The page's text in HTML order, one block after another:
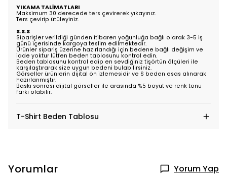
YIKAMA TALİMATLARI
Maksimum 30 derecede ters çevirerek yıkayınız.
Ters çevirip ütüleyiniz.
S.S.S
Siparişler verildiği günden itibaren yoğunluğa bağlı olarak 3-5 iş
günü içerisinde kargoya teslim edilmektedir.
Ürünler sipariş üzerine hazırlandığı için bedene bağlı değişim ve
iade yoktur lütfen beden tablosunu kontrol edin.
Beden tablosunu kontrol edip en sevdiğiniz tişörtün ölçüleri ile
karşılaştırarak size uygun bedeni bulabilirsiniz.
Görseller ürünlerin dijital ön izlemesidir ve S beden esas alınarak
hazırlanmıştır.
Baskı sonrası dijital görseller ile arasında %5 boyut ve renk tonu
farkı olabilir.
T-Shirt Beden Tablosu
Yorumlar Yorum Yap